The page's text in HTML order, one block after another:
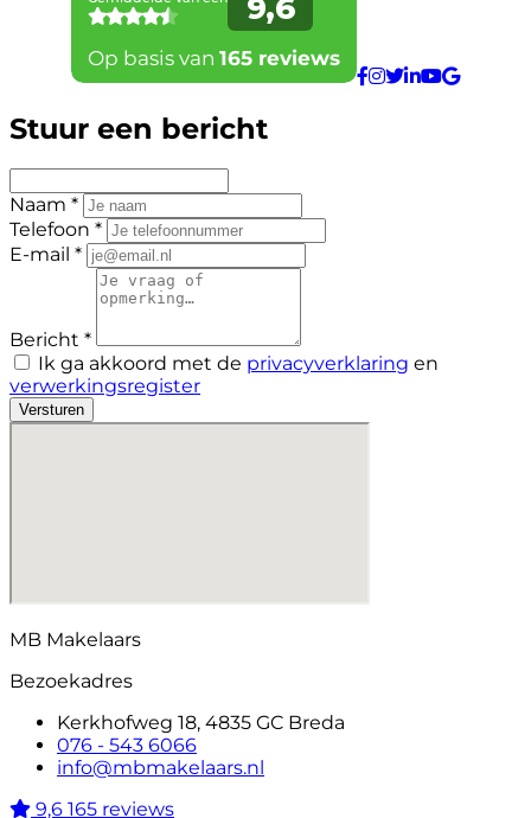
Stuur een bericht
Naam *
Telefoon *
E-mail *
Bericht *
Ik ga akkoord met de privacyverklaring en
verwerkingsregister
Versturen
MB Makelaars
Bezoekadres
Kerkhofweg 18, 4835 GC Breda
076 - 543 6066
info@mbmakelaars.nl
9,6 165 reviews